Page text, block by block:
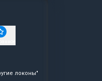
локоны"